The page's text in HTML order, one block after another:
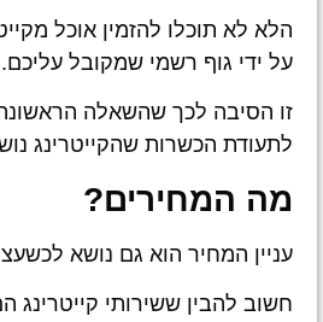
הלא לא תוכלו להזמין אוכל
על ידי גוף רשמי שמקובל עליכם.
זו הסיבה לכך שהשאלה
לתעודת הכשרות שהקייטרינג
מה המחירים?
עניין המחיר הוא גם נושא
חשוב להבין ששירותי קייטרינג